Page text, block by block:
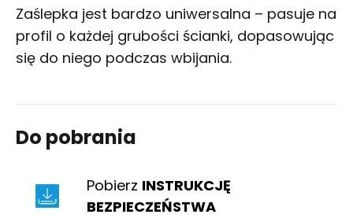
Zaślepka jest bardzo uniwersalna – pasuje na
profil o każdej grubości ścianki, dopasowując
się do niego podczas wbijania.
Do pobrania
Pobierz INSTRUKCJĘ
BEZPIECZEŃSTWA